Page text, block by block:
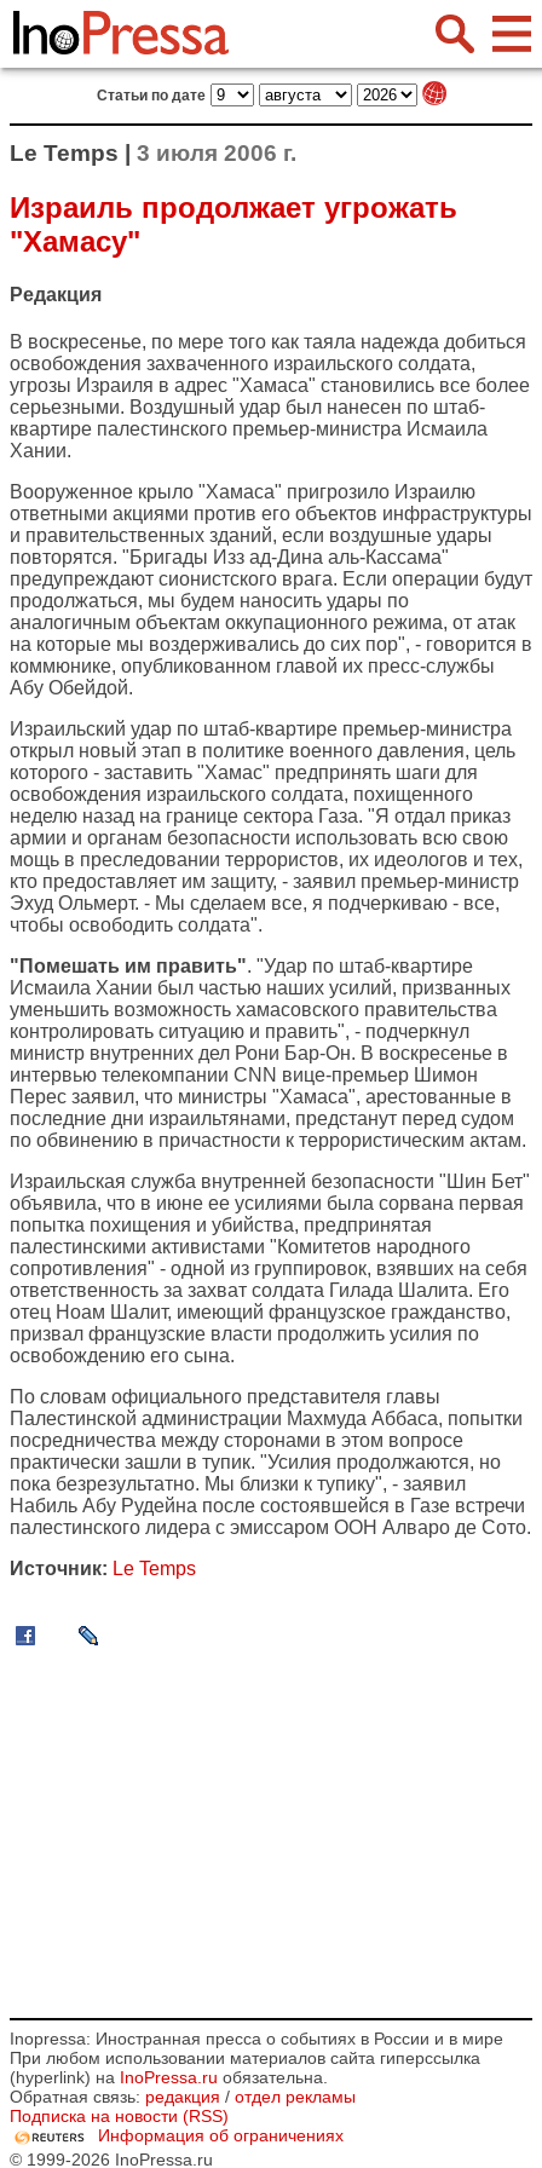
Статьи по дате
Le Temps | 3 июля 2006 г.
Израиль продолжает угрожать
"Хамасу"
Редакция
В воскресенье, по мере того как таяла надежда добиться
освобождения захваченного израильского солдата,
угрозы Израиля в адрес "Хамаса" становились все более
серьезными. Воздушный удар был нанесен по штаб-
квартире палестинского премьер-министра Исмаила
Хании.
Вооруженное крыло "Хамаса" пригрозило Израилю
ответными акциями против его объектов инфраструктуры
и правительственных зданий, если воздушные удары
повторятся. "Бригады Изз ад-Дина аль-Кассама"
предупреждают сионистского врага. Если операции будут
продолжаться, мы будем наносить удары по
аналогичным объектам оккупационного режима, от атак
на которые мы воздерживались до сих пор", - говорится в
коммюнике, опубликованном главой их пресс-службы
Абу Обейдой.
Израильский удар по штаб-квартире премьер-министра
открыл новый этап в политике военного давления, цель
которого - заставить "Хамас" предпринять шаги для
освобождения израильского солдата, похищенного
неделю назад на границе сектора Газа. "Я отдал приказ
армии и органам безопасности использовать всю свою
мощь в преследовании террористов, их идеологов и тех,
кто предоставляет им защиту, - заявил премьер-министр
Эхуд Ольмерт. - Мы сделаем все, я подчеркиваю - все,
чтобы освободить солдата".
"Помешать им править". "Удар по штаб-квартире
Исмаила Хании был частью наших усилий, призванных
уменьшить возможность хамасовского правительства
контролировать ситуацию и править", - подчеркнул
министр внутренних дел Рони Бар-Он. В воскресенье в
интервью телекомпании CNN вице-премьер Шимон
Перес заявил, что министры "Хамаса", арестованные в
последние дни израильтянами, предстанут перед судом
по обвинению в причастности к террористическим актам.
Израильская служба внутренней безопасности "Шин Бет"
объявила, что в июне ее усилиями была сорвана первая
попытка похищения и убийства, предпринятая
палестинскими активистами "Комитетов народного
сопротивления" - одной из группировок, взявших на себя
ответственность за захват солдата Гилада Шалита. Его
отец Ноам Шалит, имеющий французское гражданство,
призвал французские власти продолжить усилия по
освобождению его сына.
По словам официального представителя главы
Палестинской администрации Махмуда Аббаса, попытки
посредничества между сторонами в этом вопросе
практически зашли в тупик. "Усилия продолжаются, но
пока безрезультатно. Мы близки к тупику", - заявил
Набиль Абу Рудейна после состоявшейся в Газе встречи
палестинского лидера с эмиссаром ООН Алваро де Сото.
Источник: Le Temps
Inopressa: Иностранная пресса о событиях в России и в мире
При любом использовании материалов сайта гиперссылка
(hyperlink) на InoPressa.ru обязательна.
Обратная связь: редакция / отдел рекламы
Подписка на новости (RSS)
Информация об ограничениях
© 1999-2026 InoPressa.ru